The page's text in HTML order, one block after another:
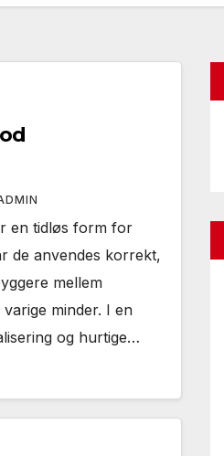
en tidløs form for
de anvendes korrekt,
mellem
minder. I en
og hurtige…